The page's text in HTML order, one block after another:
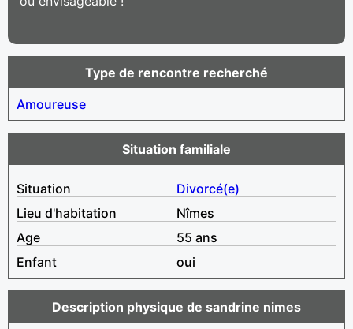
Type de rencontre recherché
Amoureuse
Situation familiale
Situation
Divorcé(e)
Lieu d'habitation
Nîmes
Age
55 ans
Enfant
oui
Description physique de sandrine nimes